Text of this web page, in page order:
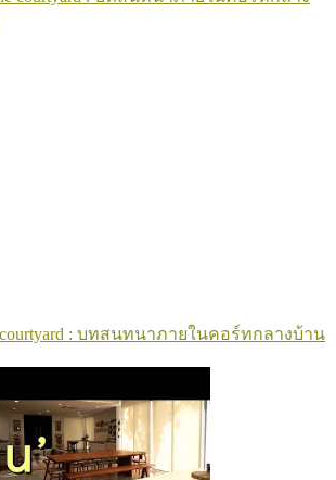
courtyard : บทสนทนาภายในคอร์ทกลางบ้าน